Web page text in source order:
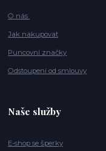
O nás
Jak nakupovat
Puncovní značky
Odstoupení od smlouvy
Naše služby
E-shop se šperky